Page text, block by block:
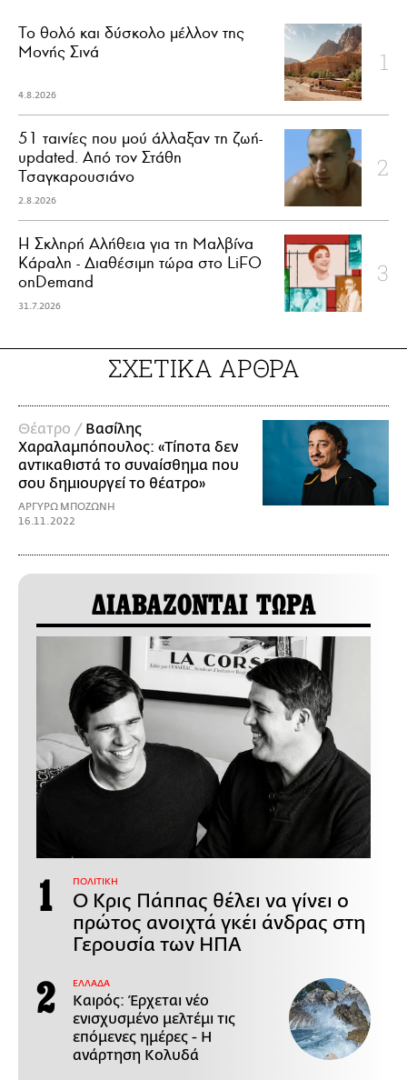
Το θολό και δύσκολο μέλλον της
Μονής Σινά
4.8.2026
51 ταινίες που μού άλλαξαν τη ζωή-
updated. Aπό τον Στάθη
Τσαγκαρουσιάνο
2.8.2026
Η Σκληρή Αλήθεια για τη Μαλβίνα
Κάραλη - Διαθέσιμη τώρα στo LiFO
onDemand
31.7.2026
ΣΧΕΤΙΚΑ ΑΡΘΡΑ
Θέατρο / Βασίλης
Χαραλαμπόπουλος: «Τίποτα δεν
αντικαθιστά το συναίσθημα που
σου δημιουργεί το θέατρο»
ΑΡΓΥΡΩ ΜΠΟΖΩΝΗ
16.11.2022
ΔΙΑΒΑΖΟΝΤΑΙ ΤΩΡΑ
ΠΟΛΙΤΙΚΗ
Ο Κρις Πάππας θέλει να γίνει ο
πρώτος ανοιχτά γκέι άνδρας στη
Γερουσία των ΗΠΑ
ΕΛΛΑΔΑ
Καιρός: Έρχεται νέο
ενισχυσμένο μελτέμι τις
επόμενες ημέρες - Η
ανάρτηση Κολυδά